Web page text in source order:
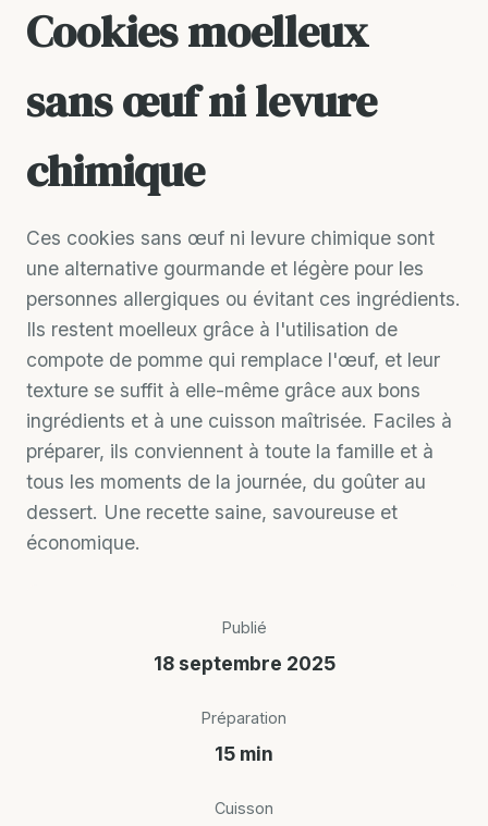
Cookies moelleux
sans œuf ni levure
chimique
Ces cookies sans œuf ni levure chimique sont
une alternative gourmande et légère pour les
personnes allergiques ou évitant ces ingrédients.
Ils restent moelleux grâce à l'utilisation de
compote de pomme qui remplace l'œuf, et leur
texture se suffit à elle-même grâce aux bons
ingrédients et à une cuisson maîtrisée. Faciles à
préparer, ils conviennent à toute la famille et à
tous les moments de la journée, du goûter au
dessert. Une recette saine, savoureuse et
économique.
Publié
18 septembre 2025
Préparation
15 min
Cuisson